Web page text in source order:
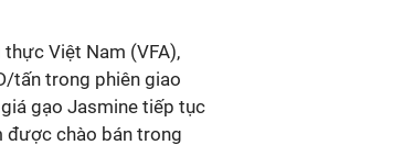
Việt Nam (VFA),
tấn trong phiên giao
gạo Jasmine tiếp tục
được chào bán trong